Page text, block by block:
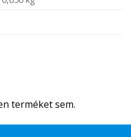
terméket sem.